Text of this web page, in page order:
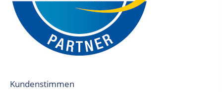
Kundenstimmen